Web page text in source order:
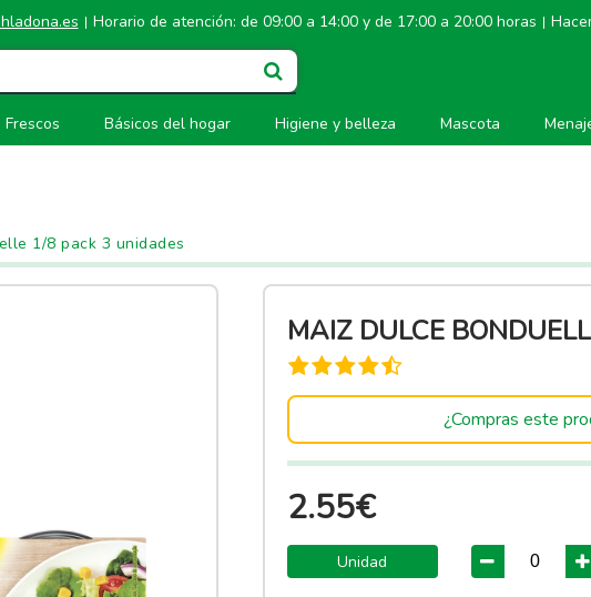
| Horario de atención: de 09:00 a 14:00 y de 17:00 a 20:00 horas |
Frescos Básicos del hogar Higiene y belleza Mascota
1/8 pack 3 unidades
MAIZ DULCE
¿Compras este
2.55€
Unidad